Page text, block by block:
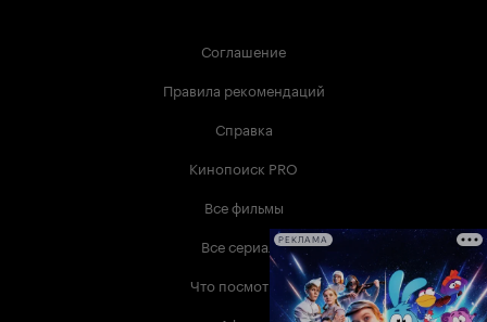
Соглашение
Правила рекомендаций
Справка
Кинопоиск PRO
Все фильмы
Все сериалы
Что посмотреть
РЕКЛАМА